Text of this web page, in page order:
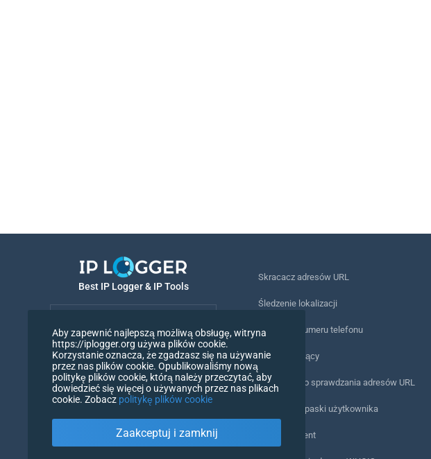
Best IP Logger & IP Tools
Polski
Skracacz adresów URL
Śledzenie lokalizacji
Śledzenie numeru telefonu
Piksel śledzący
Narzędzie do sprawdzania adresów URL
Liczniki IP i paski użytkownika
Mój UserAgent
Aby zapewnić najlepszą możliwą obsługę, witryna
https://iplogger.org używa plików cookie.
Korzystanie oznacza, że zgadzasz się na używanie
przez nas plików cookie. Opublikowaliśmy nową
politykę plików cookie, którą należy przeczytać, aby
dowiedzieć się więcej o używanych przez nas plikach
cookie. Zobacz politykę plików cookie
Zaakceptuj i zamknij